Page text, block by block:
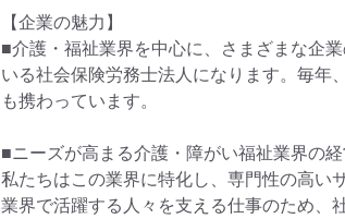
【企業の魅力】
■介護・福祉業界を中心に、さまざまな企
いる社会保険労務士法人になります。毎年
も携わっています。
■ニーズが高まる介護・障がい福祉業界の経
私たちはこの業界に特化し、専門性の高い
業界で活躍する人々を支える仕事のため、